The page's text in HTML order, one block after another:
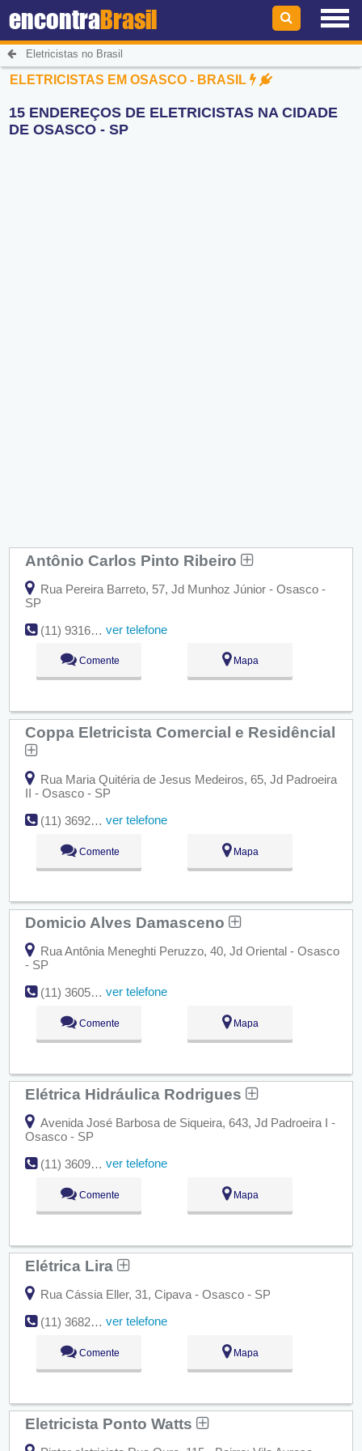
encontraBrasil
Eletricistas no Brasil
ELETRICISTAS EM OSASCO - BRASIL
15 ENDEREÇOS DE ELETRICISTAS NA CIDADE
DE OSASCO - SP
Antônio Carlos Pinto Ribeiro
Rua Pereira Barreto, 57, Jd Munhoz Júnior - Osasco -
SP
(11) 9316-316
ver telefone
Comente Mapa
Coppa Eletricista Comercial e Residêncial
Rua Maria Quitéria de Jesus Medeiros, 65, Jd Padroeira
II - Osasco - SP
(11) 3692-7882
ver telefone
Comente Mapa
Domicio Alves Damasceno
Rua Antônia Meneghti Peruzzo, 40, Jd Oriental - Osasco
- SP
(11) 3605-4912
ver telefone
Comente Mapa
Elétrica Hidráulica Rodrigues
Avenida José Barbosa de Siqueira, 643, Jd Padroeira I -
Osasco - SP
(11) 3609-1457
ver telefone
Comente Mapa
Elétrica Lira
Rua Cássia Eller, 31, Cipava - Osasco - SP
(11) 3682-3856
ver telefone
Comente Mapa
Eletricista Ponto Watts